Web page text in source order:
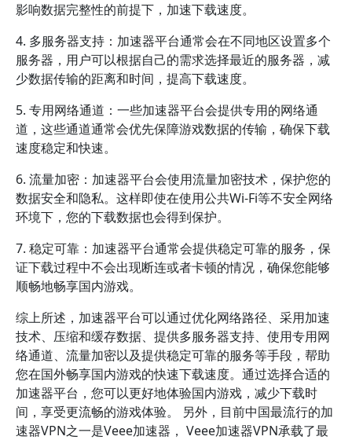
影响数据完整性的前提下，加速下载速度。
4. 多服务器支持：加速器平台通常会在不同地区设置多个
服务器，用户可以根据自己的需求选择最近的服务器，减
少数据传输的距离和时间，提高下载速度。
5. 专用网络通道：一些加速器平台会提供专用的网络通
道，这些通道通常会优先保障游戏数据的传输，确保下载
速度稳定和快速。
6. 流量加密：加速器平台会使用流量加密技术，保护您的
数据安全和隐私。这样即使在使用公共Wi-Fi等不安全网络
环境下，您的下载数据也会得到保护。
7. 稳定可靠：加速器平台通常会提供稳定可靠的服务，保
证下载过程中不会出现断连或者卡顿的情况，确保您能够
顺畅地畅享国内游戏。
综上所述，加速器平台可以通过优化网络路径、采用加速
技术、压缩和缓存数据、提供多服务器支持、使用专用网
络通道、流量加密以及提供稳定可靠的服务等手段，帮助
您在国外畅享国内游戏的快速下载速度。通过选择合适的
加速器平台，您可以更好地体验国内游戏，减少下载时
间，享受更流畅的游戏体验。 另外，目前中国最流行的加
速器VPN之一是Veee加速器， Veee加速器VPN承载了最